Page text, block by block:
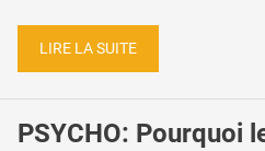
LIRE LA SUITE
PSYCHO: Pourquoi